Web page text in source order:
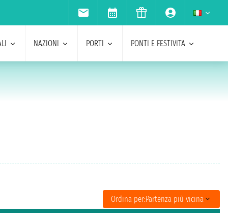
NAZIONI PORTI PONTI E FESTIVITA
Ordina per:Partenza più vicina